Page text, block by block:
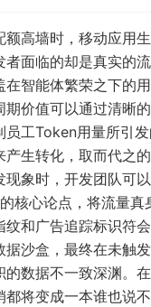
高墙时，移动应用
面临的却是真实的
智能体繁荣之下的
价值可以通过清晰
工Token用量所引
生转化，取而代之
象时，开发团队可
核心论点，将流量
和广告追踪标识符
沙盒，最终在未触
数据不一致深渊。
将变成一本谁也说